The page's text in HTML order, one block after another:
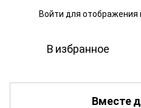
Войти для отображения
В избранное
Вместе